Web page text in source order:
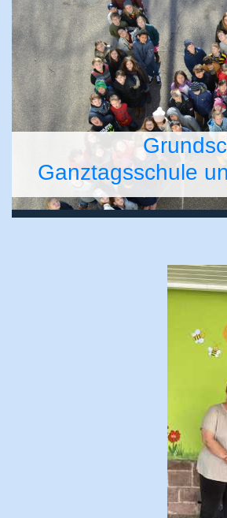
Ganztagsschule